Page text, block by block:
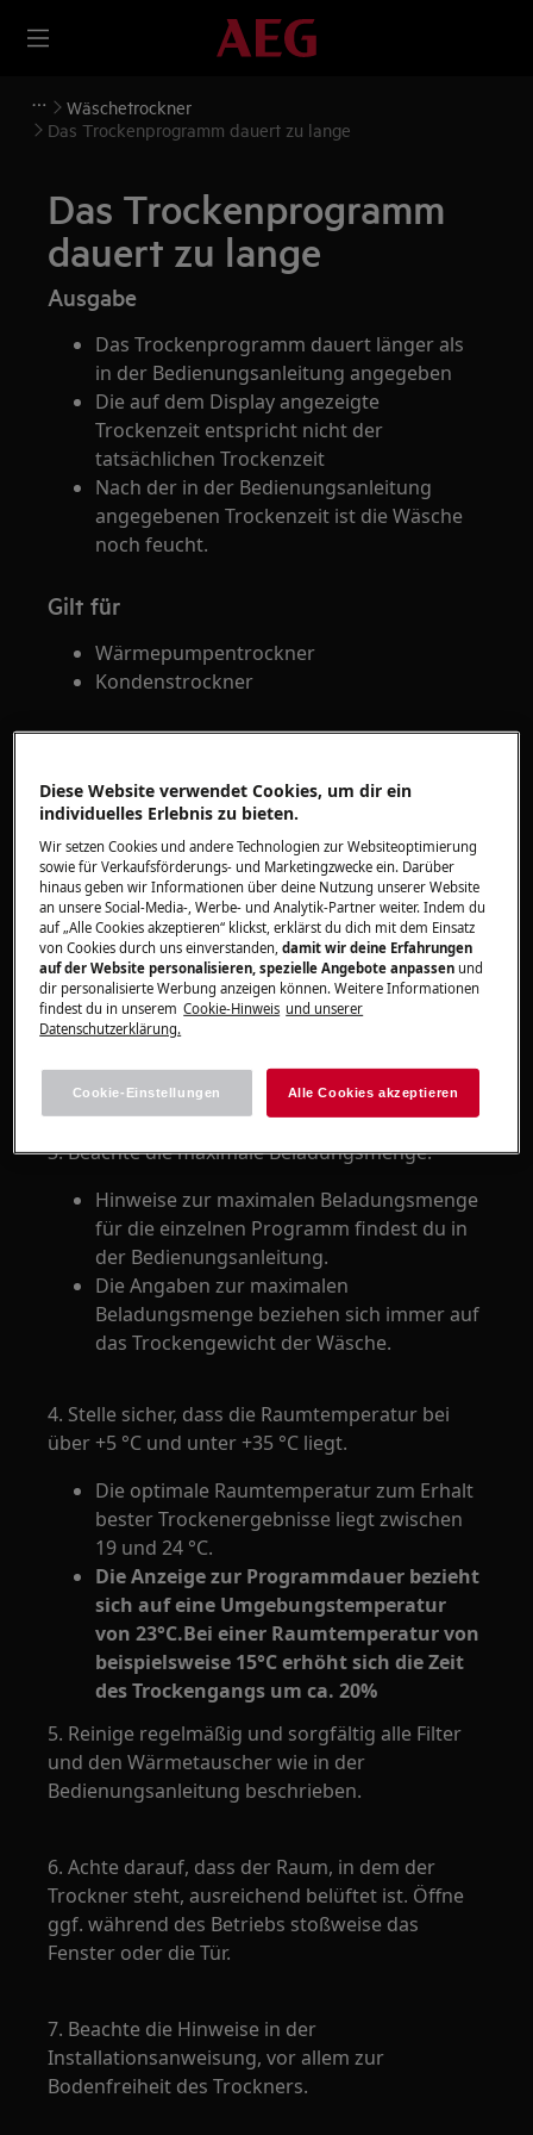
Wäschetrockner
Das Trockenprogramm dauert zu lange
Das Trockenprogramm
dauert zu lange
Ausgabe
Das Trockenprogramm dauert länger als
in der Bedienungsanleitung angegeben
Die auf dem Display angezeigte
Trockenzeit entspricht nicht der
tatsächlichen Trockenzeit
Nach der in der Bedienungsanleitung
angegebenen Trockenzeit ist die Wäsche
noch feucht.
Gilt für
Wärmepumpentrockner
Kondenstrockner
Lösung
Schleuder die Wäsche vor dem Trocknen
ausreichend.
Wähle das richtige Trockenprogramm.
Stelle sicher, dass sich das
Trockenprogramm für die
entsprechende Wäsche eignet und
den Pflegesymbolen am Etikett der
Wäsche entspricht.
hilfreiche Programmübersicht.
3. Beachte die maximale Beladungsmenge.
Hinweise zur maximalen Beladungsmenge
für die einzelnen Programm findest du in
der Bedienungsanleitung.
Die Angaben zur maximalen
Beladungsmenge beziehen sich immer auf
das Trockengewicht der Wäsche.
4. Stelle sicher, dass die Raumtemperatur bei
über +5 °C und unter +35 °C liegt.
Die optimale Raumtemperatur zum Erhalt
bester Trockenergebnisse liegt zwischen
19 und 24 °C.
Die Anzeige zur Programmdauer bezieht
sich auf eine Umgebungstemperatur
von 23°C.Bei einer Raumtemperatur von
beispielsweise 15°C erhöht sich die Zeit
des Trockengangs um ca. 20%
5. Reinige regelmäßig und sorgfältig alle Filter
und den Wärmetauscher wie in der
Bedienungsanleitung beschrieben.
6. Achte darauf, dass der Raum, in dem der
Trockner steht, ausreichend belüftet ist. Öffne
ggf. während des Betriebs stoßweise das
Fenster oder die Tür.
7. Beachte die Hinweise in der
Installationsanweisung, vor allem zur
Bodenfreiheit des Trockners.
Diese Website verwendet Cookies, um dir ein
individuelles Erlebnis zu bieten.
Wir setzen Cookies und andere Technologien zur Websiteoptimierung
sowie für Verkaufsförderungs- und Marketingzwecke ein. Darüber
hinaus geben wir Informationen über deine Nutzung unserer Website
an unsere Social-Media-, Werbe- und Analytik-Partner weiter. Indem du
auf „Alle Cookies akzeptieren“ klickst, erklärst du dich mit dem Einsatz
von Cookies durch uns einverstanden,damit wir deine Erfahrungen
auf der Website personalisieren, spezielle Angebote anpassen und
dir personalisierte Werbung anzeigen können. Weitere Informationen
findest du in unserem Cookie-Hinweis und unserer
Datenschutzerklärung.
Cookie-Einstellungen Alle Cookies akzeptieren